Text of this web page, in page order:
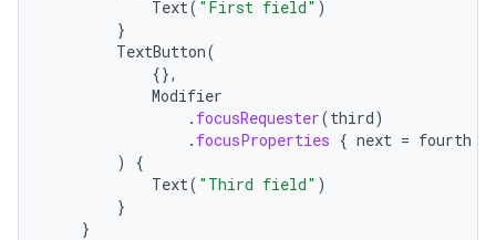
Text( "First field" )
}
TextButton(
{},
Modifier
. focusRequester(third)
. focusProperties { next = fourth
)
{
Text( "Third field" )
}
}